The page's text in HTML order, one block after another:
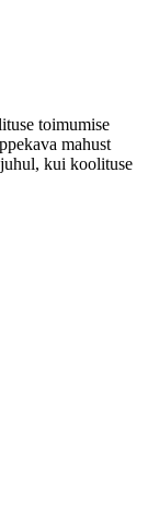
toimumise
mahust
juhul, kui koolituse